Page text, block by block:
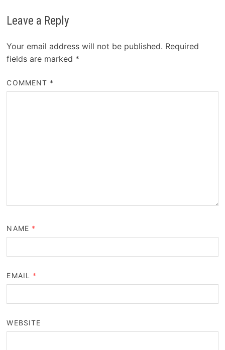
Leave a Reply
Your email address will not be published. Required
fields are marked *
COMMENT *
NAME *
EMAIL *
WEBSITE